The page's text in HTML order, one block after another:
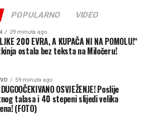
reke Kolorado moraju da smanje
uslovi zahvatili su čitav tok reke, a
na njenom izvorištu u Stenovitim
snega obično predstavlja važan
je prošle zime u slivu Kolorada
snežni pokrivač otkako postoje
POPULARNO VIDEO
29 minuta ago
200 EVRA, A KUPAČA NI NA POMOLU!“
ostala bez teksta na Miločeru!
59 minuta ago
OSVJEŽENJE! Poslije
talasa i 40 stepeni slijedi velika
(FOTO)